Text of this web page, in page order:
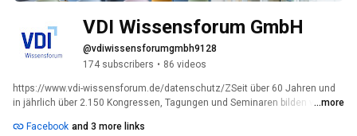
VDI Wissensforum GmbH
@vdiwissensforumgmbh9128
174 subscribers • 86 videos
https://www.vdi-wissensforum.de/datenschutz/ZSeit über 60 Jahren und
in jährlich über 2.150 Kongressen, Tagungen und Seminaren bilden wir
Ansprechpartner, wenn es darum geht persönliche Kompetenzen
...more
Facebook and 3 more links